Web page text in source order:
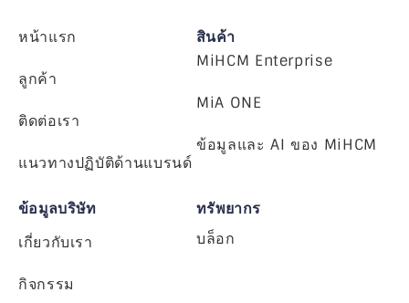
หน้าแรก
ลูกค้า
ติดต่อเรา
แนวทางปฏิบัติด้านแบรนด์
สินค้า
MiHCM Enterprise
MiA ONE
ข้อมูลและ AI ของ MiHCM
ข้อมูลบริษัท
เกี่ยวกับเรา
กิจกรรม
ทรัพยากร
บล็อก